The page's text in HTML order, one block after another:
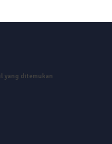
yang ditemukan